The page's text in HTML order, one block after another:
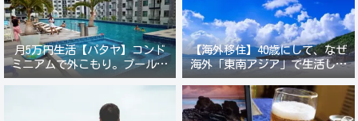
月5万円生活【パタヤ】コンド
ミニアムで外こもり。プール付
き新築コンドでステーキ&ウオ
【海外移住】40歳にして、なぜ
海外「東南アジア」で生活しよ
うと思ったのか？